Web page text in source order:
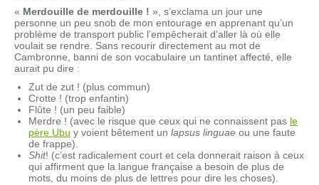
« Merdouille de merdouille ! », s’exclama un jour une
personne un peu snob de mon entourage en apprenant qu’un
problème de transport public l’empêcherait d’aller là où elle
voulait se rendre. Sans recourir directement au mot de
Cambronne, banni de son vocabulaire un tantinet affecté, elle
aurait pu dire :
Zut de zut ! (plus commun)
Crotte ! (trop enfantin)
Flûte ! (un peu faible)
Merdre ! (avec le risque que ceux qui ne connaissent pas le
père Ubu y voient bêtement un lapsus linguae ou une faute
de frappe).
Shit! (c’est radicalement court et cela donnerait raison à ceux
qui affirment que la langue française a besoin de plus de
mots, du moins de plus de lettres pour dire les choses).